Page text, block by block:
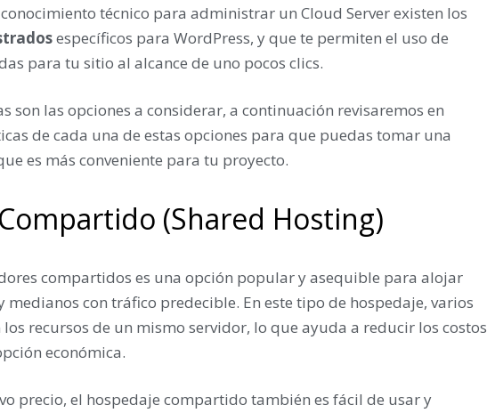
técnico para administrar un Cloud Server existen los
específicos para WordPress, y que te permiten el uso de
para tu sitio al alcance de uno pocos clics.
son las opciones a considerar, a continuación revisaremos en
de cada una de estas opciones para que puedas tomar una
es más conveniente para tu proyecto.
(Shared Hosting)
compartidos es una opción popular y asequible para alojar
medianos con tráfico predecible. En este tipo de hospedaje, varios
recursos de un mismo servidor, lo que ayuda a reducir los costos
económica.
precio, el hospedaje compartido también es fácil de usar y